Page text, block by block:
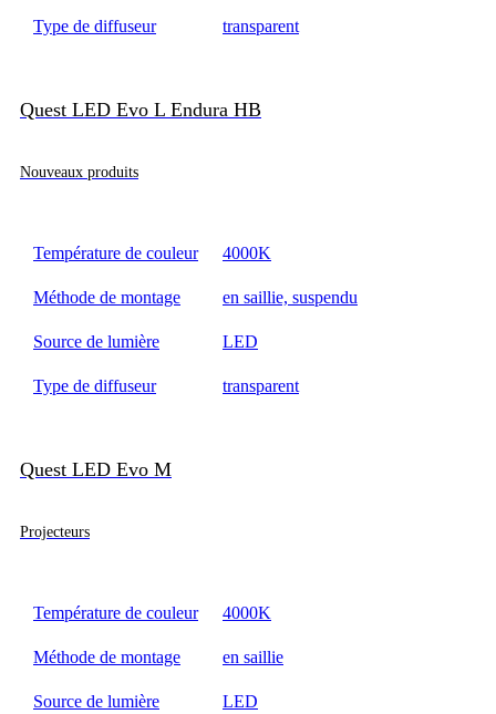
Type de diffuseur transparent
Quest LED Evo L Endura HB
Nouveaux produits
Température de couleur 4000K
Méthode de montage en saillie, suspendu
Source de lumière LED
Type de diffuseur transparent
Quest LED Evo M
Projecteurs
Température de couleur 4000K
Méthode de montage en saillie
Source de lumière LED